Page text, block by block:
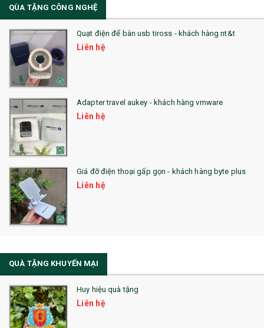
36. QUẠT NHỰA QUẢNG CÁO
QUÀ TẶNG KHUYẾN MẠI
QUÀ TẶNG SX NHANH
QUÀ TẶNG HỘI THẢO
QUÀ TẶNG CÔNG NGHỆ
SẢN PHẨM ĐÃ THỰC HIỆN
QUÀ TẶNG SỨC KHỎE
SẢN PHẨM MỚI 2021
Sổ Sạc Đa Năng
La Fonte
QÙA TẶNG CÔNG NGHỆ
Quạt điện để bàn usb tiross - khách hàng nt&t
Liên hệ
Adapter travel aukey - khách hàng vmware
Liên hệ
Giá đỡ điện thoại gấp gọn - khách hàng byte plus
Liên hệ
QUÀ TẶNG KHUYẾN MẠI
Huy hiệu quà tặng
Liên hệ